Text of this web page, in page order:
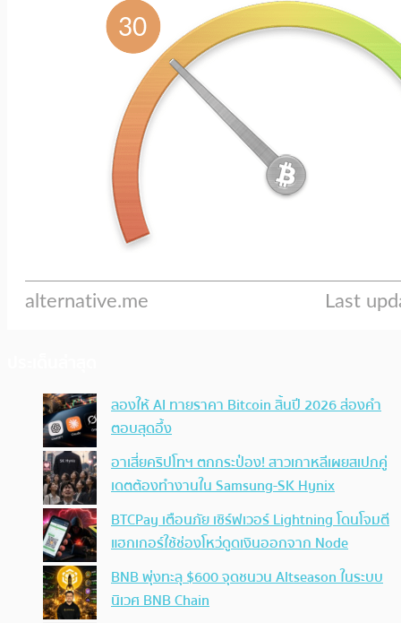
ลองให้ AI ทายราคา Bitcoin สิ้นปี 2026 ส่องคำ
ตอบสุดอึ้ง
อาเสี่ยคริปโทฯ ตกกระป๋อง! สาวเกาหลีเผยสเปกคู่
เดตต้องทำงานใน Samsung-SK Hynix
BTCPay เตือนภัย เซิร์ฟเวอร์ Lightning โดนโจมตี
แฮกเกอร์ใช้ช่องโหว่ดูดเงินออกจาก Node
BNB พุ่งทะลุ $600 จุดชนวน Altseason ในระบบ
นิเวศ BNB Chain